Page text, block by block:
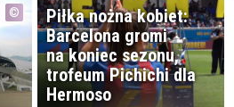
Piłka nożna kobiet:
Barcelona gromi
na koniec sezonu,
trofeum Pichichi dla
Hermoso